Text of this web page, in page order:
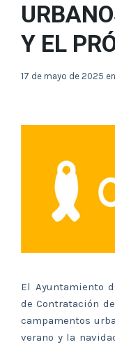
Y EL
17 de mayo de 2025 en
El Ayuntamiento
de Contratación
campamentos
verano y la